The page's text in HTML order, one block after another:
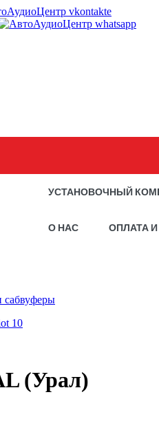
УСТАНОВОЧНЫЙ
О НАС ОПЛАТА
сабвуферы
(Урал)